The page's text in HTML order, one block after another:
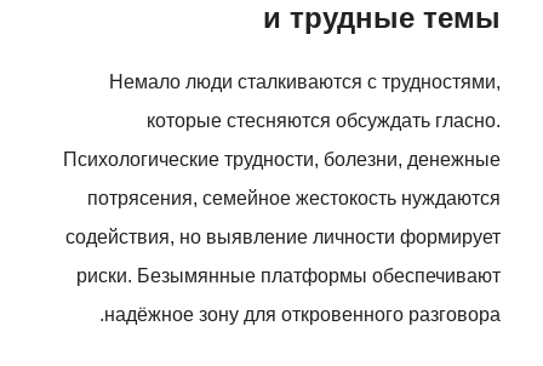
и трудные темы
Немало люди сталкиваются с трудностями,
которые стесняются обсуждать гласно.
Психологические трудности, болезни, денежные
потрясения, семейное жестокость нуждаются
содействия, но выявление личности формирует
риски. Безымянные платформы обеспечивают
надёжное зону для откровенного разговора.